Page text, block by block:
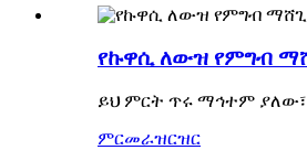
የኩዋሲ ለውዝ የምግብ
ይህ ምርት ጥሩ ማኅተም ያለው፣
ምርመራዝርዝር